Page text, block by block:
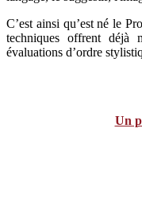
C’est ainsi qu’est né le
techniques offrent déjà
évaluations d’ordre
Un